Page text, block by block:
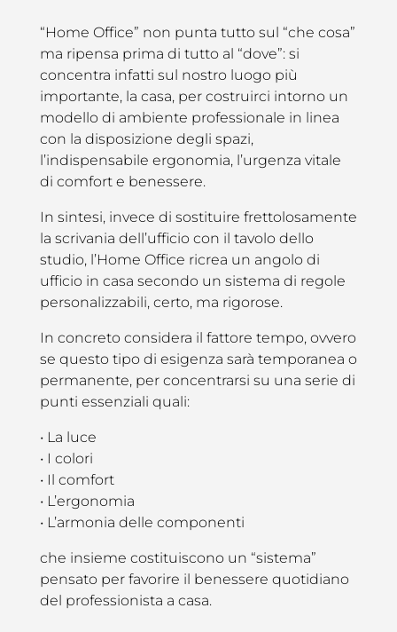
“Home Office” non punta tutto sul “che cosa”
ma ripensa prima di tutto al “dove”: si
concentra infatti sul nostro luogo più
importante, la casa, per costruirci intorno un
modello di ambiente professionale in linea
con la disposizione degli spazi,
l’indispensabile ergonomia, l’urgenza vitale
di comfort e benessere.
In sintesi, invece di sostituire frettolosamente
la scrivania dell’ufficio con il tavolo dello
studio, l’Home Office ricrea un angolo di
ufficio in casa secondo un sistema di regole
personalizzabili, certo, ma rigorose.
In concreto considera il fattore tempo, ovvero
se questo tipo di esigenza sarà temporanea o
permanente, per concentrarsi su una serie di
punti essenziali quali:
• La luce
• I colori
• Il comfort
• L’ergonomia
• L’armonia delle componenti
che insieme costituiscono un “sistema”
pensato per favorire il benessere quotidiano
del professionista a casa.